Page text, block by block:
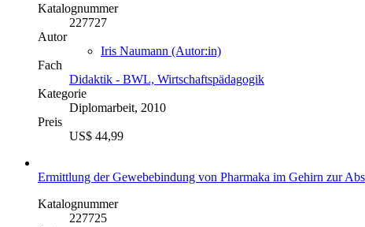
Katalognummer
227727
Autor
Iris Naumann (Autor:in)
Fach
Didaktik - BWL, Wirtschaftspädagogik
Kategorie
Diplomarbeit, 2010
Preis
US$ 44,99
Ermittlung der Gewebebindung von Pharmaka im Gehirn zur
Katalognummer
227725